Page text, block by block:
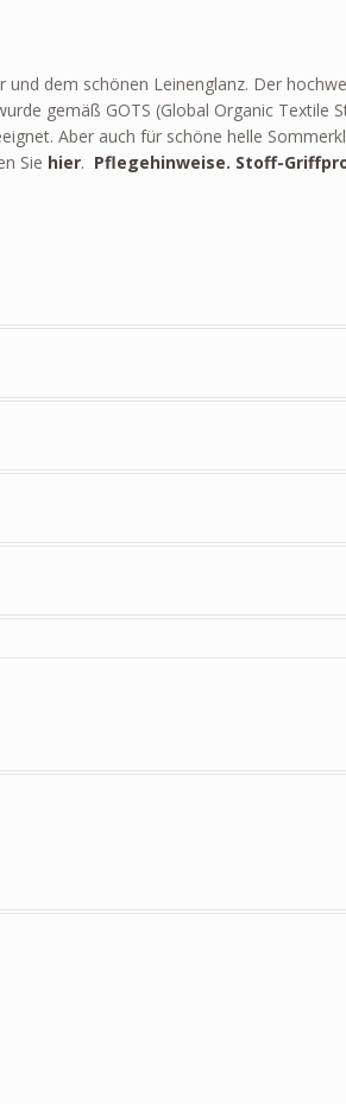
dem schönen Leinenglanz. Der
gemäß GOTS (Global Organic
Aber auch für schöne helle
Sie hier. Pflegehinweise. Stoff-